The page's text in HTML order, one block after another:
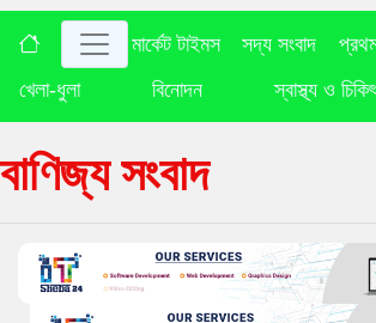
মার্কেট টাইমস সদ্য সংবাদ
খেলা-ধুলা
বিনোদন স্বাস্থ্য ও
বাণিজ্য সংবাদ